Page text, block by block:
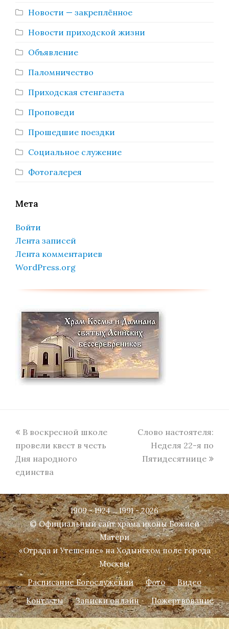
Новости — закреплённое
Новости приходской жизни
Объявление
Паломничество
Приходская стенгазета
Проповеди
Прошедшие поездки
Социальное служение
Фотогалерея
Мета
Войти
Лента записей
Лента комментариев
WordPress.org
previous
post:
В воскресной школе
провели квест в честь
Дня народного
единства
next
post:
Слово настоятеля:
Неделя 22-я по
Пятидесятнице
1909 - 1924 ... 1991 - 2026
© Официальный сайт храма иконы Божией
Матери
«Отрада и Утешение» на Ходынском поле города
Москвы
Расписание Богослужений
Фото
Видео
Контакты
Записки онлайн Пожертвование